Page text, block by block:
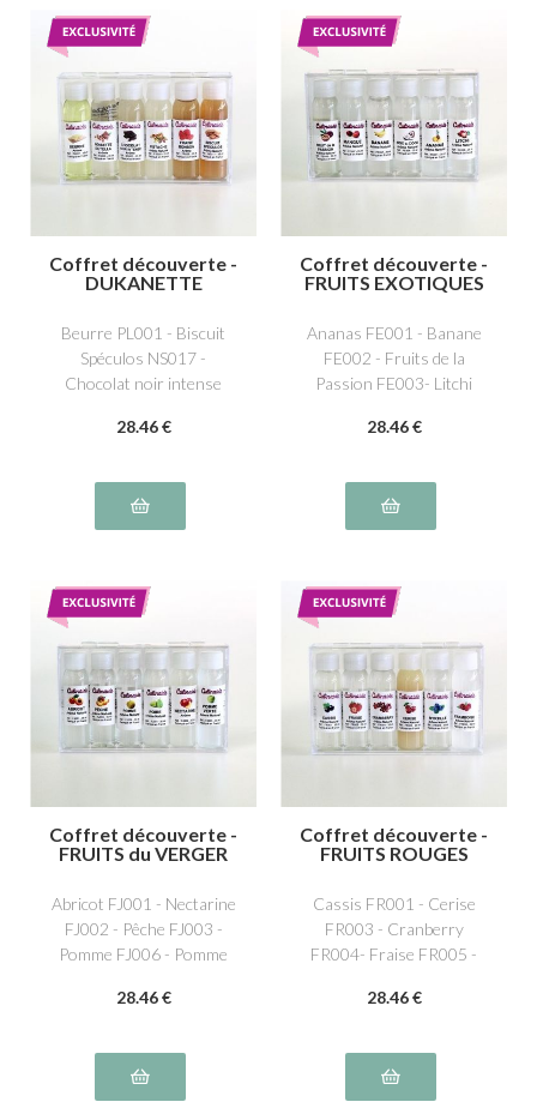
Coffret découverte -
DUKANETTE
Beurre PL001 - Biscuit
Spéculos NS017 -
Chocolat noir intense
FR009 - Noisette spécial
FS005
28.46 €
Coffret découverte -
FRUITS EXOTIQUES
Ananas FE001 - Banane
FE002 - Fruits de la
Passion FE003- Litchi
Noix de Coco FE008
28.46 €
Coffret découverte -
FRUITS du VERGER
Abricot FJ001 - Nectarine
FJ002 - Pêche FJ003 -
Pomme FJ006 - Pomme
28.46 €
Coffret découverte -
FRUITS ROUGES
Cassis FR001 - Cerise
FR003 - Cranberry
FR004- Fraise FR005 -
Myrtille FR008
28.46 €